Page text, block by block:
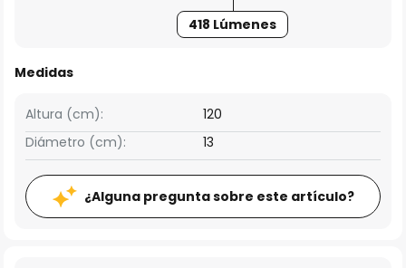
418 Lúmenes
Medidas
Altura (cm):
120
Diámetro (cm):
13
¿Alguna pregunta sobre este artículo?